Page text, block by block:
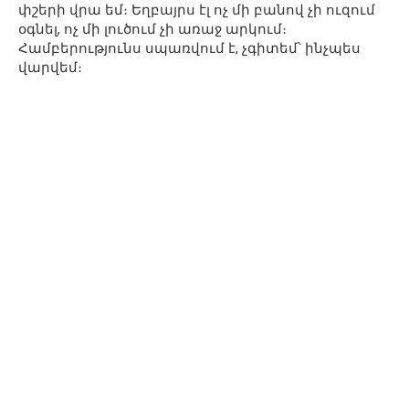
փշերի վրա եմ։ Եղբայրս էլ ոչ մի բանով չի ուզում
օգնել, ոչ մի լուծում չի առաջ արկում։
Համբերությունս սպառվում է, չգիտեմ՝ ինչպես
վարվեմ։